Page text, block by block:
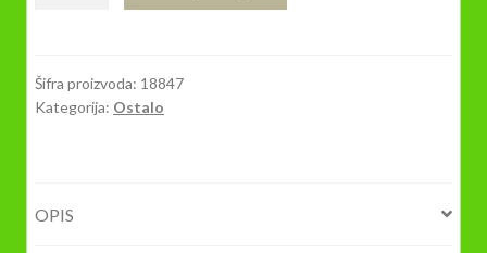
63x
58x
Šifra proizvoda: 18847
Kategorija: Ostalo
OPIS